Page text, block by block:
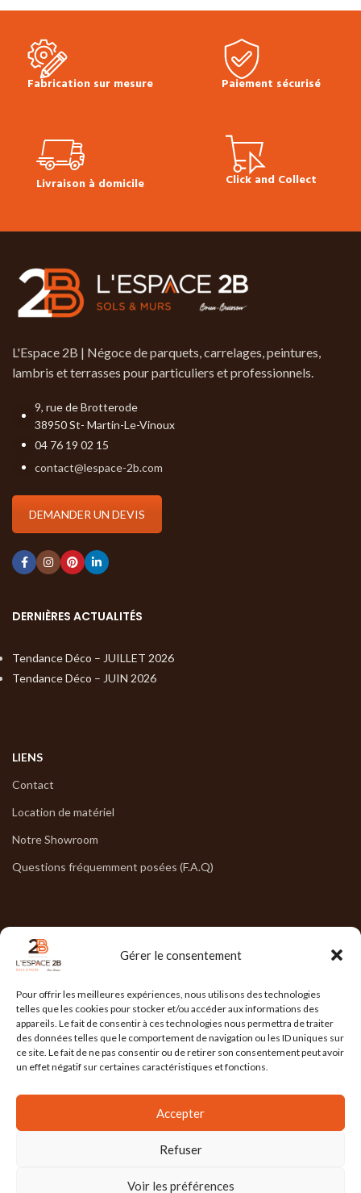
Gérer le consentement
Pour offrir les meilleures expériences, nous utilisons des technologies
telles que les cookies pour stocker et/ou accéder aux informations des
appareils. Le fait de consentir à ces technologies nous permettra de traiter
des données telles que le comportement de navigation ou les ID uniques sur
ce site. Le fait de ne pas consentir ou de retirer son consentement peut avoir
un effet négatif sur certaines caractéristiques et fonctions.
Accepter
Refuser
Voir les préférences
Produit en stock
Bidon de 1L
Prix TTC à l'unité :
Fabrication sur mesure Paiement sécurisé
Livraison à domicile Click and Collect
L'Espace 2B | Négoce de parquets, carrelages, peintures,
lambris et terrasses pour particuliers et professionnels.
9, rue de Brotterode
38950 St- Martin-Le-Vinoux
04 76 19 02 15
contact@lespace-2b.com
DEMANDER UN DEVIS
DERNIÈRES ACTUALITÉS
Tendance Déco – JUILLET 2026
Tendance Déco – JUIN 2026
LIENS
Contact
Location de matériel
Notre Showroom
Questions fréquemment posées (F.A.Q)
NOS HORAIRES
Lun : 7h30/17h30
Mar : 7h30/17h30
Mer : 7h30/17h30
Jeu : 7h30/17h30
l'Agence Ailleurs
Grenoble